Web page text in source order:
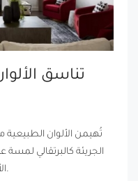
تناسق
تُهيمن الألوان الطبيعية
الجريئة كالبرتقالي
الألوان في المفروشات مع ديكور الغرفة.